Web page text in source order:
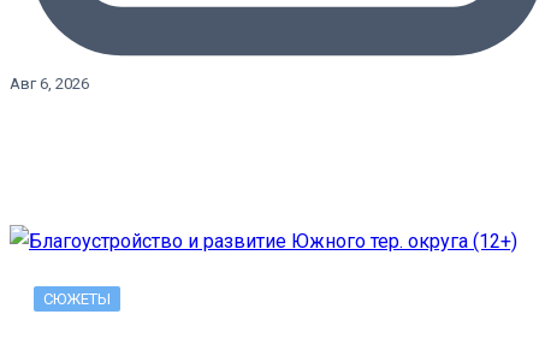
Авг 6, 2026
СЮЖЕТЫ